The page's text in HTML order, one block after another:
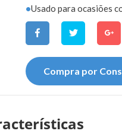
•Usado para ocasiões
Compra por